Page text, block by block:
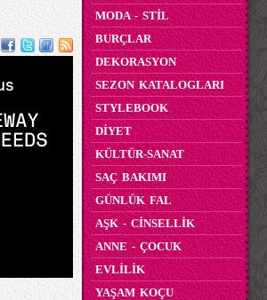
MODA - STİL
BURÇLAR
DEKORASYON
SEZON KATALOGLARI
STYLEBOOK
DİYET
KÜLTÜR-SANAT
SAÇ BAKIMI
GÜNLÜK FAL
AŞK - CİNSELLİK
ANNE - ÇOCUK
EVLİLİK
YAŞAM KOÇU